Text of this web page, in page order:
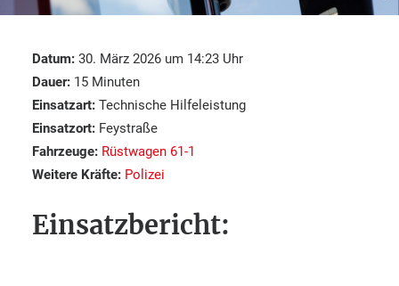
Datum: 30. März 2026 um 14:23 Uhr
Dauer: 15 Minuten
Einsatzart: Technische Hilfeleistung
Einsatzort: Feystraße
Fahrzeuge: Rüstwagen 61-1
Weitere Kräfte: Polizei
Einsatzbericht: